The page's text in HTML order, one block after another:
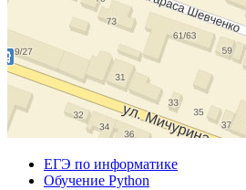
ЕГЭ по информатике
Обучение Python